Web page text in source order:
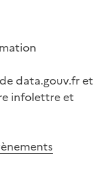
data.gouv.fr et
infolettre et